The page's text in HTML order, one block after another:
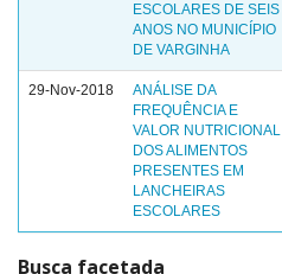
ESCOLARES DE SEIS
ANOS NO MUNICÍPIO
DE VARGINHA
29-Nov-2018
ANÁLISE DA
FREQUÊNCIA E
VALOR NUTRICIONAL
DOS ALIMENTOS
PRESENTES EM
LANCHEIRAS
ESCOLARES
Busca facetada